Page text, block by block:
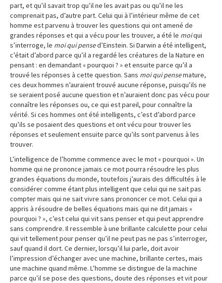
part, et qu’il savait trop qu’il ne les avait pas ou qu’il ne les
comprenait pas, d’autre part. Celui qui à l’intérieur même de cet
homme est parvenu à trouver les questions qui ont amené de
grandes réponses et qui a vécu pour les trouver, a été le moiqui
s’interroge, le moi qui pensed’Einstein. Si Darwin a été intelligent,
c’était d’abord parce qu’il a regardé les créatures de la Nature en
pensant : en demandant « pourquoi ? » et ensuite parce qu’il a
trouvé les réponses à cette question. Sans moi qui pensemature,
ces deux hommes n’auraient trouvé aucune réponse, puisqu’ils ne
se seraient posé aucune question et n’auraient donc pas vécu pour
connaître les réponses ou, ce qui est pareil, pour connaître la
vérité. Si ces hommes ont été intelligents, c’est d’abord parce
qu’ils se posaient des questions et ont vécu pour trouver les
réponses et seulement ensuite parce qu’ils sont parvenus à les
trouver.
L’intelligence de l’homme commence avec le mot « pourquoi ». Un
homme qui ne prononce jamais ce mot pourra résoudre les plus
grandes équations du monde, toutefois j’aurais des difficultés à le
considérer comme étant plus intelligent que celui qui ne sait pas
compter mais qui ne sait vivre sans prononcer ce mot. Celui qui a
appris à résoudre de belles équations mais qui ne dit jamais «
pourquoi ? », c’est celui qui vit sans penser et qui peut apprendre
sans comprendre. Il ressemble à une brillante calculette pour celui
qui vit tellement pour penser qu’il ne peut pas ne pas s’interroger,
sauf quand il dort. Ce dernier, lorsqu’il lui parle, doit avoir
l’impression d’échanger avec une machine, brillante certes, mais
une machine quand même. L’homme se distingue de la machine
parce qu’il se pose des questions, doute des réponses et vit pour